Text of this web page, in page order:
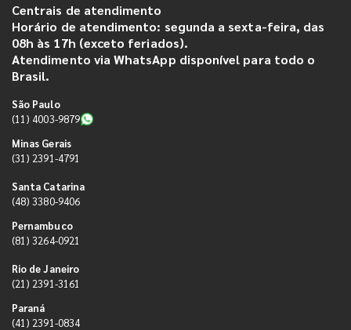
Centrais de atendimento
Horário de atendimento: segunda a sexta-feira, das
08h às 17h (exceto feriados).
Atendimento via WhatsApp disponível para todo o
Brasil.
São Paulo
(11) 4003-9879
Minas Gerais
(31) 2391-4791
Santa Catarina
(48) 3380-9406
Pernambuco
(81) 3264-0921
Rio de Janeiro
(21) 2391-3161
Paraná
(41) 2391-0834